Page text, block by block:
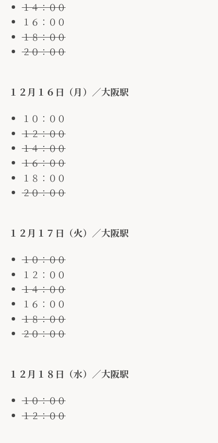
１４：００
１６：００
１８：００
２０：００
１２月１６日（月）／大阪駅
１０：００
１２：００
１４：００
１６：００
１８：００
２０：００
１２月１７日（火）／大阪駅
１０：００
１２：００
１４：００
１６：００
１８：００
２０：００
１２月１８日（水）／大阪駅
１０：００
１２：００